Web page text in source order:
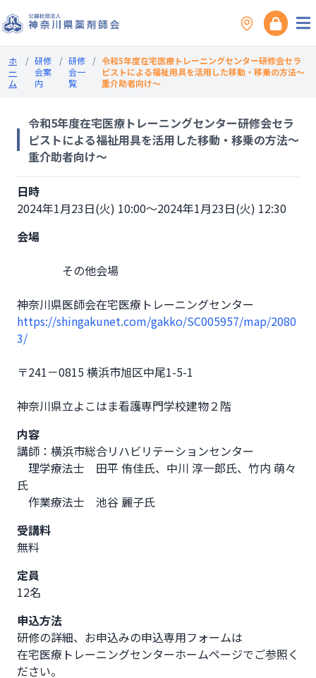
ホ
ー
ム
/ 研修
会案
内
/ 研修
会一
覧
/ 令和5年度在宅医療トレーニングセンター研修会セラ
ピストによる福祉用具を活用した移動・移乗の方法～
重介助者向け～
令和5年度在宅医療トレーニングセンター研修会セラ
ピストによる福祉用具を活用した移動・移乗の方法～
重介助者向け～
日時
2024年1月23日(火) 10:00～2024年1月23日(火) 12:30
会場
神奈川県医師会在宅医療トレーニングセンター
https://shingakunet.com/gakko/SC005957/map/2080
3/
〒241－0815 横浜市旭区中尾1-5-1
神奈川県立よこはま看護専門学校建物２階
内容
講師：横浜市総合リハビリテーションセンター
理学療法士　田平 侑佳氏、中川 淳一郎氏、竹内 萌々
氏
作業療法士　池谷 麗子氏
受講料
無料
定員
12名
申込方法
研修の詳細、お申込みの申込専用フォームは
在宅医療トレーニングセンターホームページでご参照く